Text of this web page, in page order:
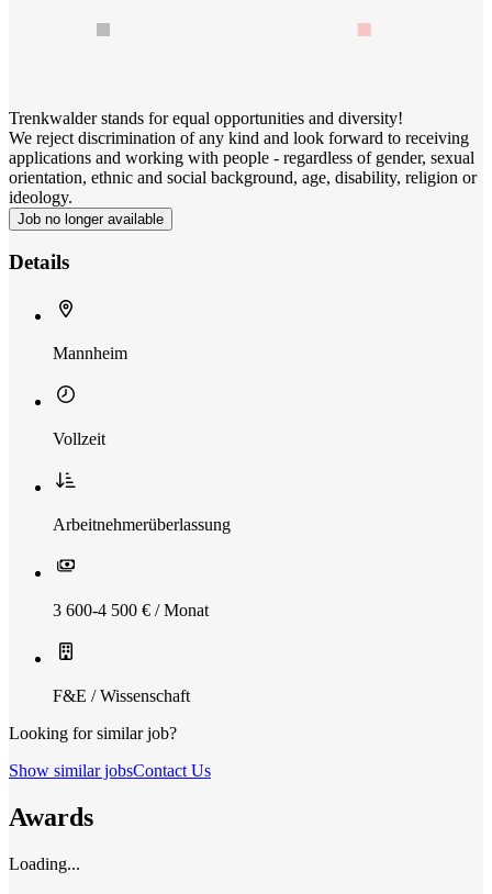
Trenkwalder stands for equal opportunities and diversity!
We reject discrimination of any kind and look forward to receiving
applications and working with people - regardless of gender, sexual
orientation, ethnic and social background, age, disability, religion or
ideology.
Job no longer available
Details
Mannheim
Vollzeit
Arbeitnehmerüberlassung
3 600-4 500 € / Monat
F&E / Wissenschaft
Looking for similar job?
Show similar jobsContact Us
Awards
Loading...